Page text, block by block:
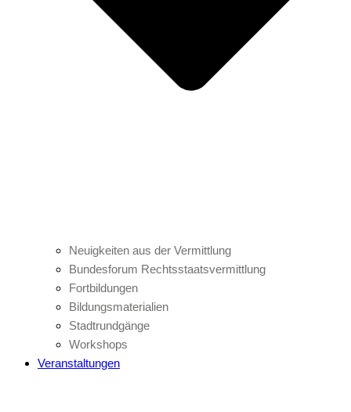
Neuigkeiten aus der Vermittlung
Bundesforum Rechtsstaatsvermittlung
Fortbildungen
Bildungsmaterialien
Stadtrundgänge
Workshops
Veranstaltungen